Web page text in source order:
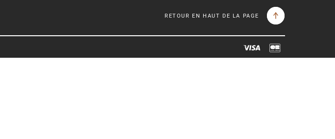
RETOUR EN HAUT DE LA PAGE